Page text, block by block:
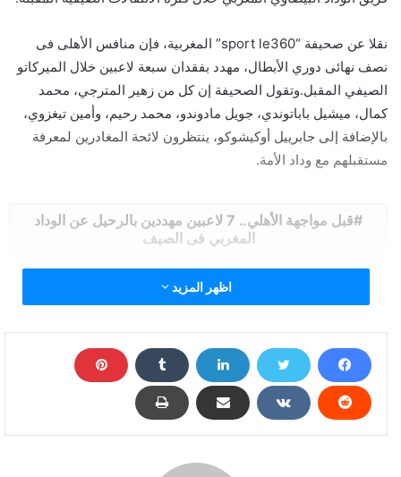
نقلا عن صحيفة “sport le360” المغربية، فإن منافس الأهلى فى
نصف نهائى دوري الأبطال، مهدد بفقدان سبعة لاعبين خلال الميركاتو
الصيفي المقبل.وتقول الصحيفة إن كل من زهير المترجي، محمد
كمال، ميشيل باباتوندي، جويل مادوندو، محمد رحيم، وأمين تيغزوي،
بالإضافة إلى جابرييل أوكيشوكو، ينتظرون لائحة المغادرين لمعرفة
مستقبلهم مع وداد الأمة.
قبل مواجهة الأهلي.. 7 لاعبين مهددين بالرحيل عن الوداد
المغربي فى الصيف
اظهر المزيد